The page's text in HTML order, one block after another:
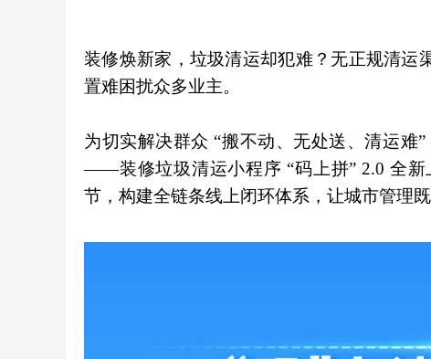
装修焕新家，垃圾清运却犯难？无正规清运
置难困扰众多业主。
为切实解决群众 “搬不动、无处送、清运难
——装修垃圾清运小程序 “码上拼” 2.0 全
节，构建全链条线上闭环体系，让城市管理